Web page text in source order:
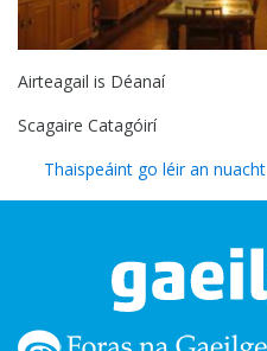
Airteagail is Déanaí
Scagaire Catagóirí
Thaispeáint go léir an nuacht